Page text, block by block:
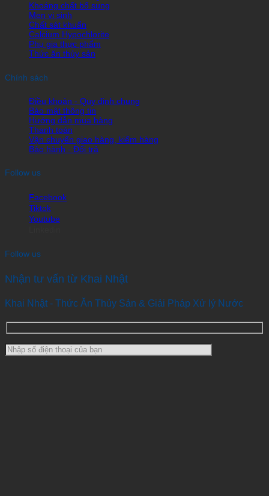
Khoáng chất bổ sung
Men vi sinh
Chất sát khuẩn
Calcium Hypochlorite
Phụ gia thực phẩm
Thức ăn thủy sản
Chính sách
Điều khoản - Quy định chung
Bảo mật thông tin
Hướng dẫn mua hàng
Thanh toán
Vận chuyển giao hàng, kiểm hàng
Bảo hành - Đổi trả
Follow us
Facebook
Tiktok
Youtube
Follow us
Nhận tư vấn từ Khai Nhật
Khai Nhật - Thức Ăn Thủy Sản & Giải Pháp Xử lý Nước